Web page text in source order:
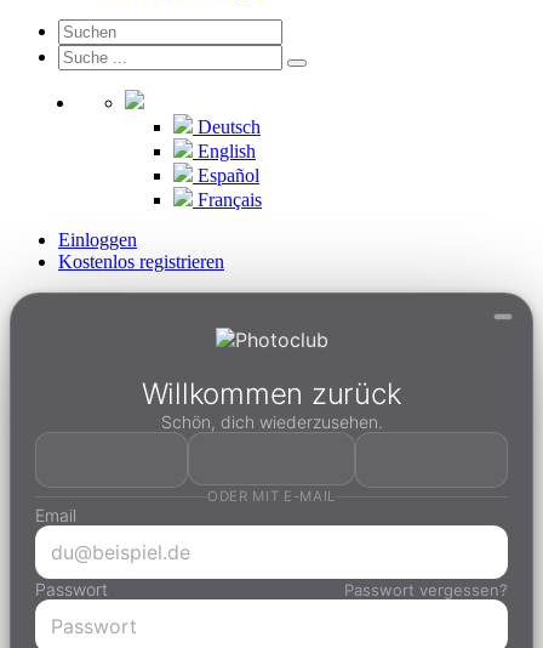
Deutsch
English
Español
Français
Einloggen
Kostenlos registrieren
Willkommen zurück
Schön, dich wiederzusehen.
ODER MIT E-MAIL
Email
Passwort Passwort vergessen?